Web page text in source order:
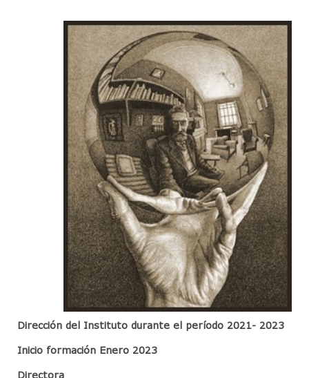
Dirección del Instituto durante el período 2021- 2023
Inicio formación Enero 2023
Directora